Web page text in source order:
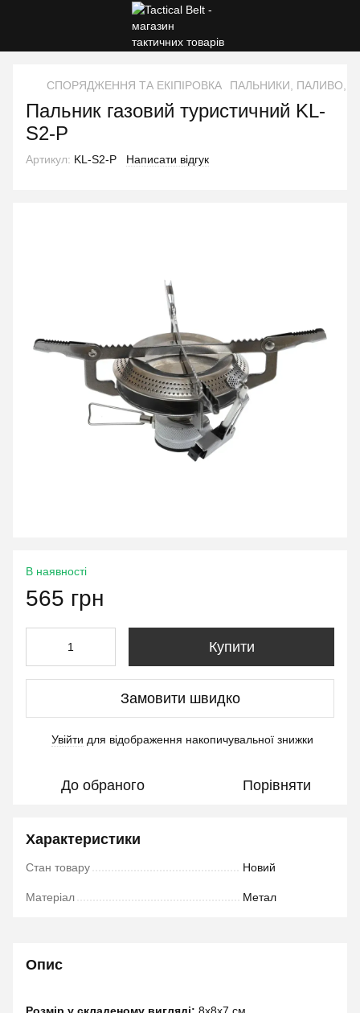
СПОРЯДЖЕННЯ ТА ЕКІПІРОВКА ПАЛЬНИКИ, ПАЛИВО,
Пальник газовий туристичний KL-
S2-P
Артикул: KL-S2-P Написати відгук
В наявності
565 грн
Купити
Замовити швидко
Увійти для відображення накопичувальної знижки
До обраного Порівняти
Характеристики
Стан товару Новий
Матеріал Метал
Опис